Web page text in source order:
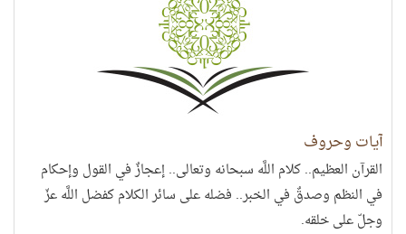
آيات وحروف
القرآن العظيم.. كلام اللَّه سبحانه وتعالى.. إعجازٌ في القول وإحكام
في النظم وصدقٌ في الخبر.. فضله على سائر الكلام كفضل اللَّه عزّ
وجلّ على خلقه.